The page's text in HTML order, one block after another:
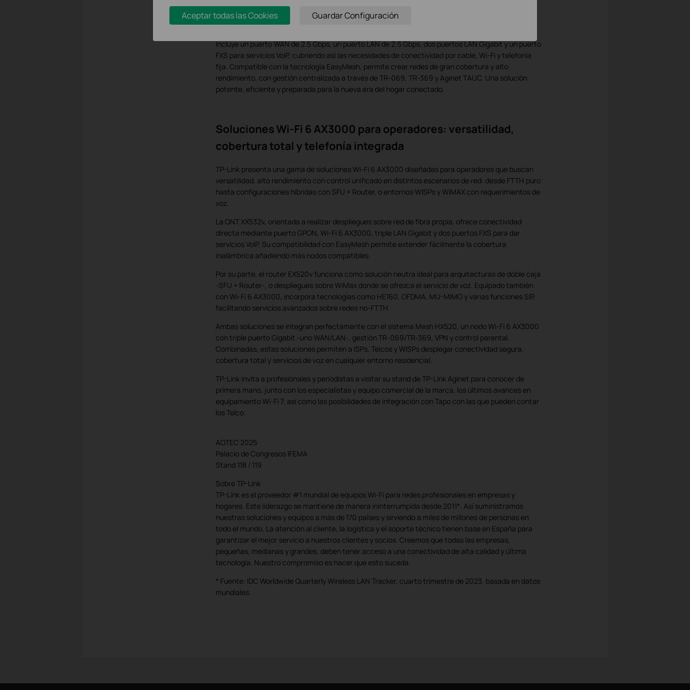
eficiente, con menor latencia y mayor capacidad para dar servicio a muchos dispositivos
conectados simultáneamente.
Incluye un puerto WAN de 2.5 Gbps, un puerto LAN de 2.5 Gbps, dos puertos LAN Gigabit y un puerto
FXS para servicios VoIP, cubriendo así las necesidades de conectividad por cable, Wi-Fi y telefonía
fija. Compatible con la tecnología EasyMesh, permite crear redes de gran cobertura y alto
rendimiento, con gestión centralizada a través de TR-069, TR-369 y Aginet TAUC. Una solución
potente, eficiente y preparada para la nueva era del hogar conectado.
Soluciones Wi-Fi 6 AX3000 para operadores: versatilidad,
cobertura total y telefonía integrada
TP-Link presenta una gama de soluciones Wi-Fi 6 AX3000 diseñadas para operadores que buscan
versatilidad, alto rendimiento con control unificado en distintos escenarios de red: desde FTTH puro
hasta configuraciones híbridas con SFU + Router, o entornos WISPs y WiMAX con requerimientos de
voz.
La ONT XX532v, orientada a realizar despliegues sobre red de fibra propia, ofrece conectividad
directa mediante puerto GPON, Wi-Fi 6 AX3000, triple LAN Gigabit y dos puertos FXS para dar
servicios VoIP. Su compatibilidad con EasyMesh permite extender fácilmente la cobertura
inalámbrica añadiendo más nodos compatibles.
Por su parte, el router EX520v funciona como solución neutra ideal para arquitecturas de doble caja
-SFU + Router-, o despliegues sobre WiMax donde se ofrezca el servicio de voz. Equipado también
con Wi-Fi 6 AX3000, incorpora tecnologías como HE160, OFDMA, MU-MIMO y varias funciones SIP,
facilitando servicios avanzados sobre redes no-FTTH.
Ambas soluciones se integran perfectamente con el sistema Mesh HX520, un nodo Wi-Fi 6 AX3000
con triple puerto Gigabit -uno WAN/LAN-, gestión TR-069/TR-369, VPN y control parental.
Combinadas, estas soluciones permiten a ISPs, Telcos y WISPs desplegar conectividad segura,
cobertura total y servicios de voz en cualquier entorno residencial.
TP-Link invita a profesionales y periodistas a visitar su stand de TP-Link Aginet para conocer de
primera mano, junto con los especialistas y equipo comercial de la marca, los últimos avances en
equipamiento Wi-Fi 7, así como las posibilidades de integración con Tapo con las que pueden contar
los Telco.
AOTEC 2025
Palacio de Congresos IFEMA
Stand 118 / 119
Sobre TP-Link
TP-Link es el proveedor #1 mundial de equipos Wi-Fi para redes profesionales en empresas y
hogares. Este liderazgo se mantiene de manera ininterrumpida desde 2011*. Así suministramos
nuestras soluciones y equipos a más de 170 países y sirviendo a miles de millones de personas en
todo el mundo. La atención al cliente, la logística y el soporte técnico tienen base en España para
garantizar el mejor servicio a nuestros clientes y socios. Creemos que todas las empresas,
pequeñas, medianas y grandes, deben tener acceso a una conectividad de alta calidad y última
tecnología. Nuestro compromiso es hacer que esto suceda.
* Fuente: IDC Worldwide Quarterly Wireless LAN Tracker, cuarto trimestre de 2023, basada en datos
mundiales.
Aceptar todas las Cookies Guardar Configuración